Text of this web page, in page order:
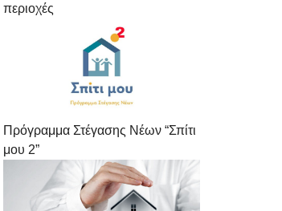
περιοχές
Πρόγραμμα Στέγασης Νέων “Σπίτι
μου 2”